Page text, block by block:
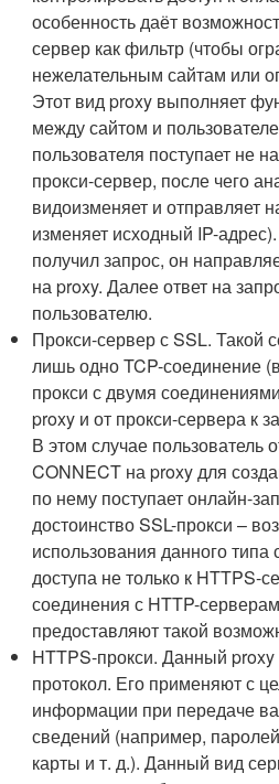
особенность даёт
сервер как фильтр (чтобы
нежелательным сайтам или
Этот вид proxy выполняет
между сайтом и
пользователя поступает не
прокси-сервер, после чего
видоизменяет и отправляет
изменяет исходный IP-
получил запрос, он
на proxy. Далее ответ на
пользователю.
Прокси-сервер с SSL. Такой
лишь одно TCP-соединение
прокси с двумя
proxy и от прокси-сервера к
В этом случае пользователь
CONNECT на proxy для
по нему поступает онлайн-
достоинство SSL-прокси –
использования данного
доступа не только к HTTPS-
соединения с HTTP-
предоставляют такой
HTTPS-прокси. Данный
протокол. Его применяют с
информации при передаче
сведений (например,
карты и т. д.). Данный вид